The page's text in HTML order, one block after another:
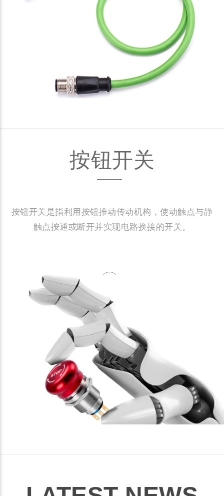
按钮开关
按钮开关是指利用按钮推动传动机构，使动触点与静
触点按通或断开并实现电路换接的开关。